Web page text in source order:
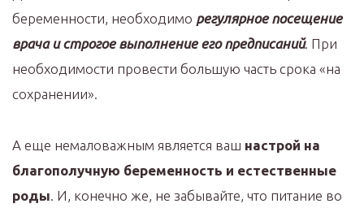
беременности, необходимо регулярное посещение
врача и строгое выполнение его предписаний. При
необходимости провести большую часть срока «на
сохранении».
А еще немаловажным является ваш настрой на
благополучную беременность и естественные
роды. И, конечно же, не забывайте, что питание во